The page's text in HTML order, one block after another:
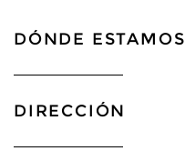
DÓNDE ESTAMOS
DIRECCIÓN